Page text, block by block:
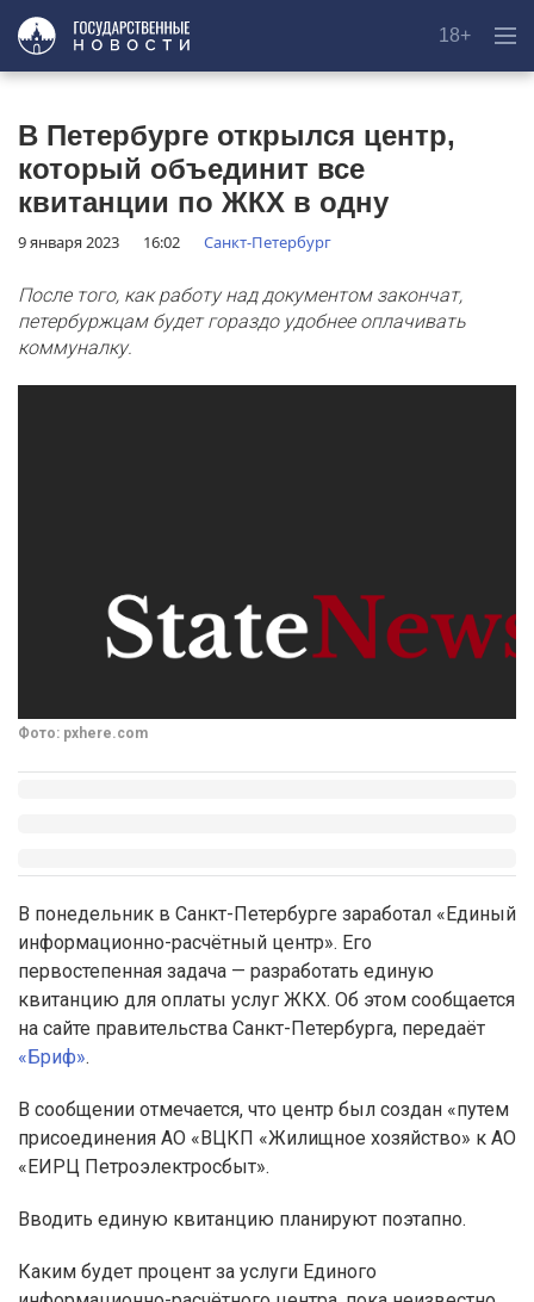
18+
В Петербурге открылся центр,
который объединит все
квитанции по ЖКХ в одну
9 января 2023 16:02 Санкт-Петербург
После того, как работу над документом закончат,
петербуржцам будет гораздо удобнее оплачивать
коммуналку.
Фото: pxhere.com
В понедельник в Санкт-Петербурге заработал «Единый
информационно-расчётный центр». Его
первостепенная задача — разработать единую
квитанцию для оплаты услуг ЖКХ. Об этом сообщается
на сайте правительства Санкт-Петербурга, передаёт
«Бриф».
В сообщении отмечается, что центр был создан «путем
присоединения АО «ВЦКП «Жилищное хозяйство» к АО
«ЕИРЦ Петроэлектросбыт».
Вводить единую квитанцию планируют поэтапно.
Каким будет процент за услуги Единого